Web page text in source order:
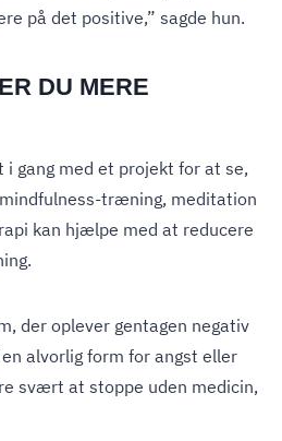
på det positive,” sagde hun.
DU MERE
i gang med et projekt for at se,
træning, meditation
kan hjælpe med at reducere
der oplever gentagen negativ
alvorlig form for angst eller
svært at stoppe uden medicin,